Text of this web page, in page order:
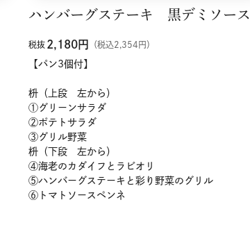
ハンバーグステーキ 黒デミソース
税抜 2,180円 （税込2,354円）
【パン3個付】
枡（上段 左から）
①グリーンサラダ
②ポテトサラダ
③グリル野菜
枡（下段 左から）
④海老のカダイフとラビオリ
⑤ハンバーグステーキと彩り野菜のグリル
⑥トマトソースペンネ